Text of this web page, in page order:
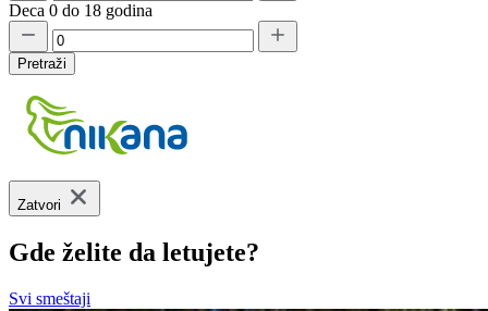
Deca 0 do 18 godina
Pretraži
Zatvori
Gde želite da letujete?
Svi smeštaji